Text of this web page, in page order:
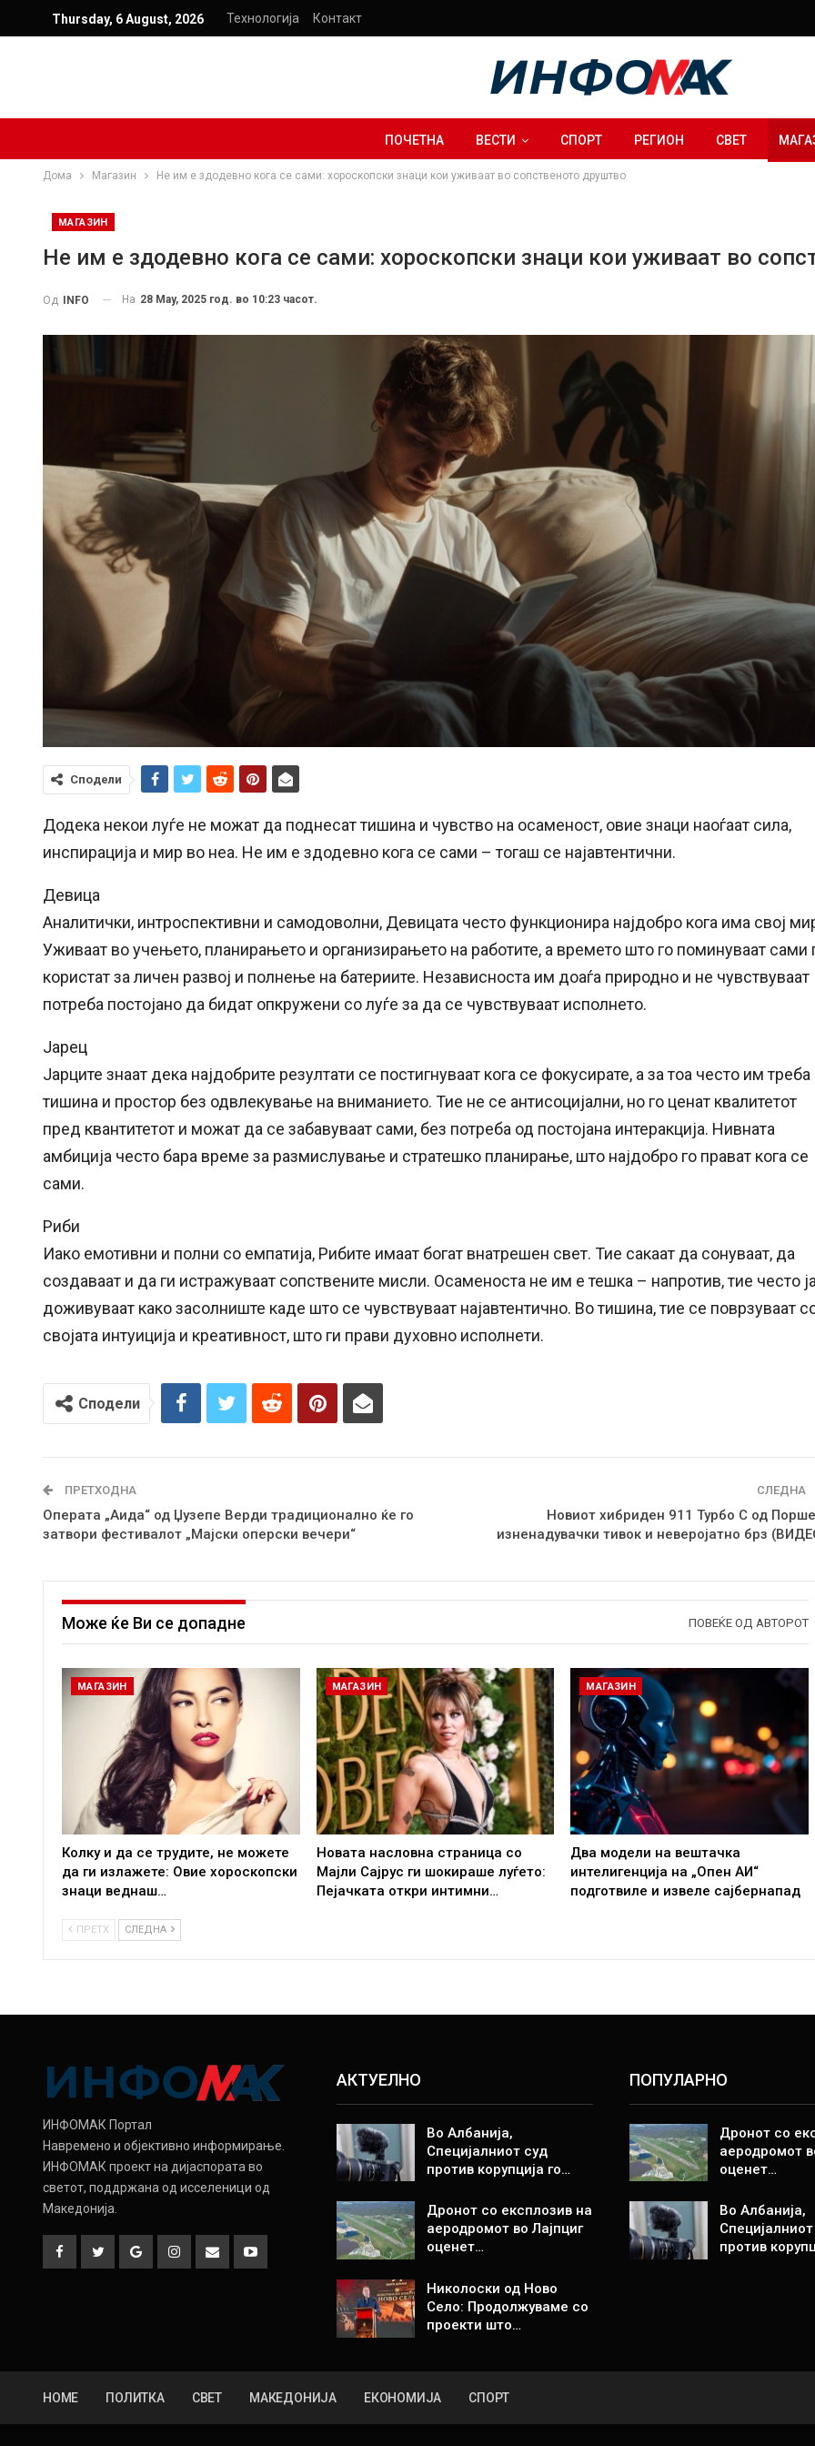
Thursday, 6 August, 2026 Технологија Контакт
ПОЧЕТНА ВЕСТИ СПОРТ РЕГИОН СВЕТ
Дома Магазин Не им е здодевно кога се сами: хороскопски знаци кои уживаат во сопственото друштво
МАГАЗИН
Не им е здодевно кога се сами: хороскопски знаци кои уживаат во
Од INFO На 28 May, 2025 год. во 10:23 часот.
Сподели
Додека некои луѓе не можат да поднесат тишина и чувство на осаменост, овие знаци наоѓаат сила,
инспирација и мир во неа. Не им е здодевно кога се сами – тогаш се најавтентични.
Девица
Аналитички, интроспективни и самодоволни, Девицата често функционира најдобро кога има свој
Уживаат во учењето, планирањето и организирањето на работите, а времето што го поминуваат сами
користат за личен развој и полнење на батериите. Независноста им доаѓа природно и не чувствуваат
потреба постојано да бидат опкружени со луѓе за да се чувствуваат исполнето.
Јарец
Јарците знаат дека најдобрите резултати се постигнуваат кога се фокусирате, а за тоа често им треба
тишина и простор без одвлекување на вниманието. Тие не се антисоцијални, но го ценат квалитетот
пред квантитетот и можат да се забавуваат сами, без потреба од постојана интеракција. Нивната
амбиција често бара време за размислување и стратешко планирање, што најдобро го прават кога се
сами.
Риби
Иако емотивни и полни со емпатија, Рибите имаат богат внатрешен свет. Тие сакаат да сонуваат, да
создаваат и да ги истражуваат сопствените мисли. Осаменоста не им е тешка – напротив, тие често ја
доживуваат како засолниште каде што се чувствуваат најавтентично. Во тишина, тие се поврзуваат
својата интуиција и креативност, што ги прави духовно исполнети.
Сподели
ПРЕТХОДНА
Операта „Аида“ од Џузепе Верди традиционално ќе го
затвори фестивалот „Мајски оперски вечери“
СЛЕДНА
Новиот хибриден 911 Турбо С од
изненадувачки тивок и неверојатно брз
Може ќе Ви се допадне ПОВЕЌЕ ОД АВТОРОТ
МАГАЗИН
Колку и да се трудите, не можете
да ги излажете: Овие хороскопски
знаци веднаш…
МАГАЗИН
Новата насловна страница со
Мајли Сајрус ги шокираше луѓето:
Пејачката откри интимни…
МАГАЗИН
Два модели на вештачка
интелигенција на „Опен АИ“
подготвиле и извеле сајбернапад
ПРЕТХ СЛЕДНА
ИНФОМАК Портал
Навремено и објективно информирање.
ИНФОМАК проект на дијаспората во
светот, поддржана од исселеници од
Македонија.
АКТУЕЛНО
Во Албанија,
Специјалниот суд
против корупција го…
Дронот со експлозив на
аеродромот во Лајпциг
оценет…
Николоски од Ново
Село: Продолжуваме со
проекти што…
ПОПУЛАРНО
Дронот со
аеродромот
оценет…
Во Албанија,
против
HOME ПОЛИТКА СВЕТ МАКЕДОНИЈА ЕКОНОМИЈА СПОРТ